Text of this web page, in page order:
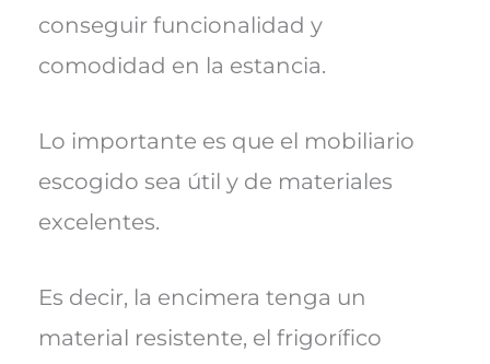
conseguir funcionalidad y
comodidad en la estancia.
Lo importante es que el mobiliario
escogido sea útil y de materiales
excelentes.
Es decir, la encimera tenga un
material resistente, el frigorífico